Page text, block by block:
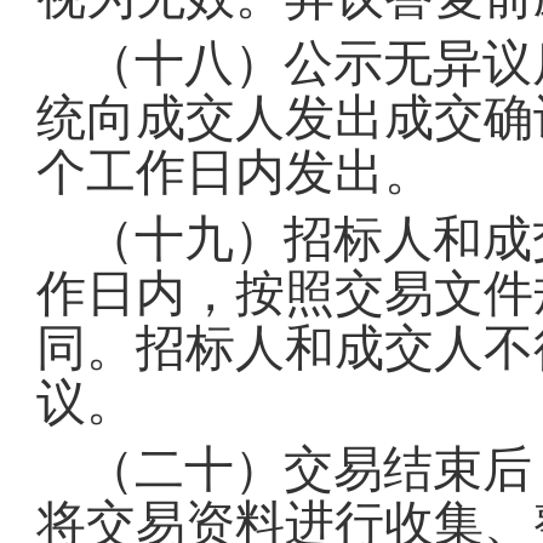
（十八）公示无异
统向成交人发出成交
个工作日内发出 。
（十九）招标人和
作日内，按照交易文
同 。 招标人和成交人
议。
（二十）交易结束
将交易资料进行收集